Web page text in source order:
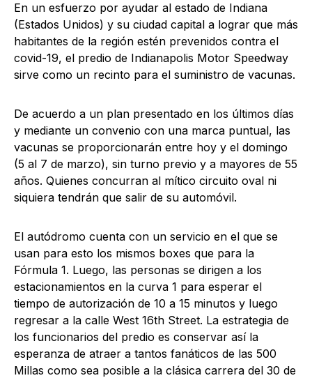
En un esfuerzo por ayudar al estado de Indiana
(Estados Unidos) y su ciudad capital a lograr que más
habitantes de la región estén prevenidos contra el
covid-19, el predio de Indianapolis Motor Speedway
sirve como un recinto para el suministro de vacunas.
De acuerdo a un plan presentado en los últimos días
y mediante un convenio con una marca puntual, las
vacunas se proporcionarán entre hoy y el domingo
(5 al 7 de marzo), sin turno previo y a mayores de 55
años. Quienes concurran al mítico circuito oval ni
siquiera tendrán que salir de su automóvil.
El autódromo cuenta con un servicio en el que se
usan para esto los mismos boxes que para la
Fórmula 1. Luego, las personas se dirigen a los
estacionamientos en la curva 1 para esperar el
tiempo de autorización de 10 a 15 minutos y luego
regresar a la calle West 16th Street. La estrategia de
los funcionarios del predio es conservar así la
esperanza de atraer a tantos fanáticos de las 500
Millas como sea posible a la clásica carrera del 30 de